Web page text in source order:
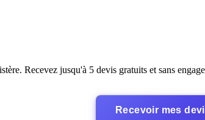
Recevez jusqu'à 5 devis gratuits et sans
Recevoir mes